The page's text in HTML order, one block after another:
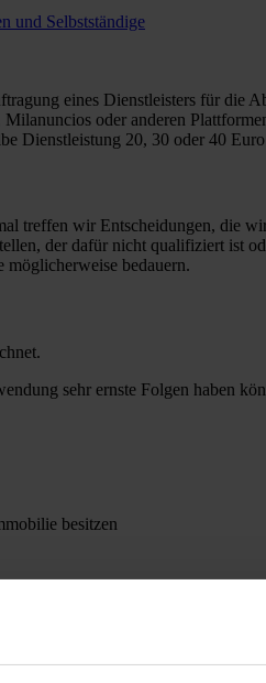
und Selbstständige
eines Dienstleisters für die
oder anderen
Dienstleistung 20, 30 oder 40
treffen wir Entscheidungen, die
der dafür nicht qualifiziert ist
möglicherweise bedauern.
sehr ernste Folgen haben
besitzen
weitergeben, in der Zukunft Opfer